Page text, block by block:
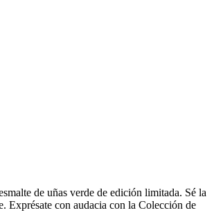
de uñas verde de edición limitada. Sé la
Exprésate con audacia con la Colección de